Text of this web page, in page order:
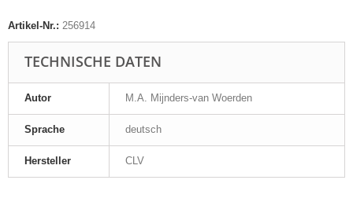
Artikel-Nr.: 256914
TECHNISCHE DATEN
Autor M.A. Mijnders-van Woerden
Sprache deutsch
Hersteller CLV